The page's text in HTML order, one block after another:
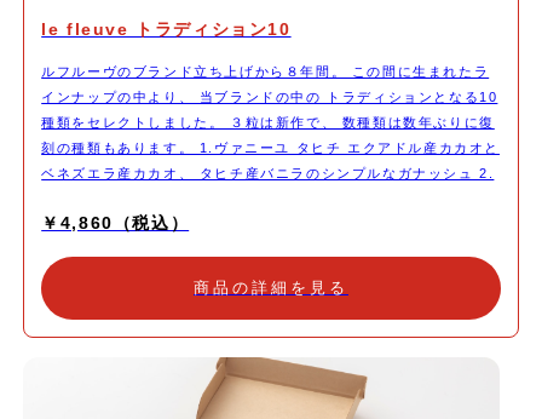
le fleuve トラディション10
ルフルーヴのブランド立ち上げから８年間。 この間に生まれたラ
インナップの中より、 当ブランドの中の トラディションとなる10
種類をセレクトしました。 ３粒は新作で、 数種類は数年ぶりに復
刻の種類もあります。 1.ヴァニーユ タヒチ エクアドル産カカオと
ベネズエラ産カカオ、 タヒチ産バニラのシンプルなガナッシュ 2.
似ていると感じたことから着想を得ました。 エクアドル産のカカ
ルに仕上げています。 3.ガナッシュオランジュ 乳製品を使うこと
なく、 オレンジの果汁と金柑を炊いたシロップで作った ウォータ
だけの仕事」純粋蜂蜜を合わせたショコラ。 はちみつ のガナッシ
ュならではの、ねっとり濃厚な食感も魅力。 5,ラムレザン オース
￥4,860（税込）
商品の詳細を見る